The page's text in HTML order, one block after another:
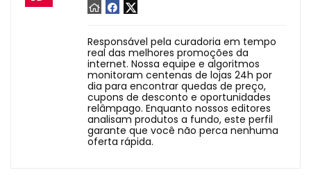
Responsável pela curadoria em tempo
real das melhores promoções da
internet. Nossa equipe e algoritmos
monitoram centenas de lojas 24h por
dia para encontrar quedas de preço,
cupons de desconto e oportunidades
relâmpago. Enquanto nossos editores
analisam produtos a fundo, este perfil
garante que você não perca nenhuma
oferta rápida.